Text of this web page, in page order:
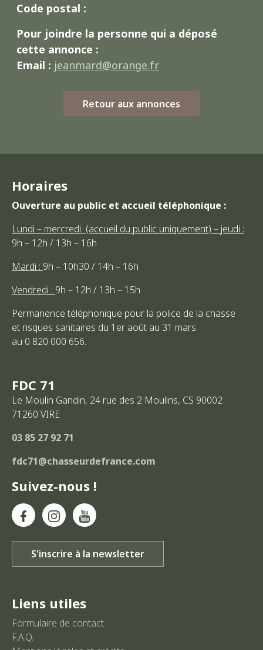
Code postal :
Pour joindre la personne qui a déposé
cette annonce :
Email : jeanmard@orange.fr
Retour aux annonces
FDC 71
Le Moulin Gandin, 24 rue des 2 Moulins, CS 90002
71260 VIRE
03 85 27 92 71
fdc71@chasseurdefrance.com
Suivez-nous !
Horaires
Ouverture au public et accueil téléphonique :
Lundi – mercredi (accueil du public uniquement) – jeudi :
9h – 12h / 13h – 16h
Mardi : 9h – 10h30 / 14h – 16h
Vendredi : 9h – 12h / 13h – 15h
Permanence téléphonique pour la police de la chasse
et risques sanitaires du 1er août au 31 mars
au 0 820 000 656.
Liens utiles
Formulaire de contact
F.A.Q.